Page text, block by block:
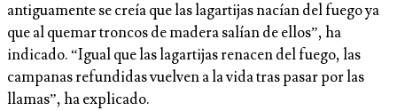
antiguamente se creía que las lagartijas nacían del fuego ya
que al quemar troncos de madera salían de ellos”, ha
indicado. “Igual que las lagartijas renacen del fuego, las
campanas refundidas vuelven a la vida tras pasar por las
llamas”, ha explicado.